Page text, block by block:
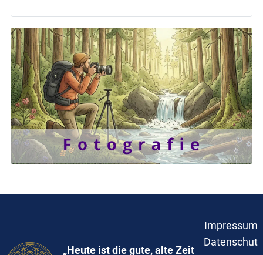
„Heute ist die gute, alte Zeit
Impressum
Datenschut